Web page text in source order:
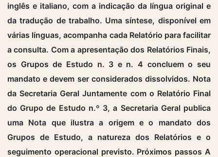
inglês e italiano, com a indicação da língua original e
da tradução de trabalho. Uma síntese, disponível em
várias línguas, acompanha cada Relatório para facilitar
a consulta. Com a apresentação dos Relatórios Finais,
os Grupos de Estudo n. 3 e n. 4 concluem o seu
mandato e devem ser considerados dissolvidos. Nota
da Secretaria Geral Juntamente com o Relatório Final
do Grupo de Estudo n.º 3, a Secretaria Geral publica
uma Nota que ilustra a origem e o mandato dos
Grupos de Estudo, a natureza dos Relatórios e o
seguimento operacional previsto. Próximos passos A